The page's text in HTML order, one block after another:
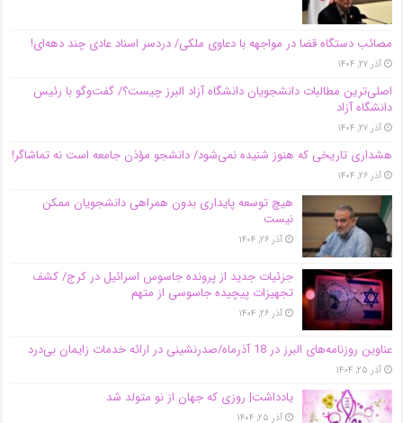
مصائب دستگاه قضا در مواجهه با دعاوی ملکی/ دردسر اسناد عادی چند‌ دهه‌ای!
آذر ۲۷, ۱۴۰۴
اصلی‌ترین مطالبات دانشجویان دانشگاه آزاد البرز چیست؟/ گفت‌وگو با رئیس
دانشگاه آز‌اد
آذر ۲۷, ۱۴۰۴
هشداری تاریخی که هنوز شنیده نمی‌شود/ دانشجو مؤذن جامعه است نه تماشاگر!
آذر ۲۶, ۱۴۰۴
هیچ توسعه پایداری بدون همراهی دانشجویان ممکن
نیست
آذر ۲۶, ۱۴۰۴
جزئیات جدید از پرونده جاسوس اسرائیل در کرج/‌ کشف
تجهیزات پیچیده جاسوسی از متهم
آذر ۲۶, ۱۴۰۴
عناوین روزنامه‌های البرز در ‌18 آذرماه/صدرنشینی در ارائه خدمات زایمان بی‌درد
آذر ۲۵, ۱۴۰۴
یادداشت| روزی که جهان از نو متولد شد
آذر ۲۵, ۱۴۰۴